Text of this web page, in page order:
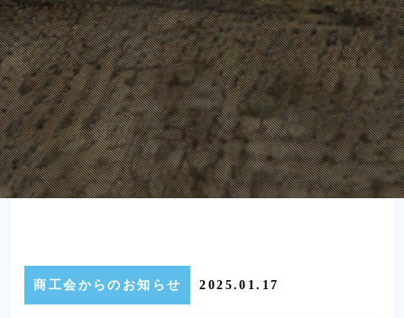
商工会からのお知らせ 2025.01.17